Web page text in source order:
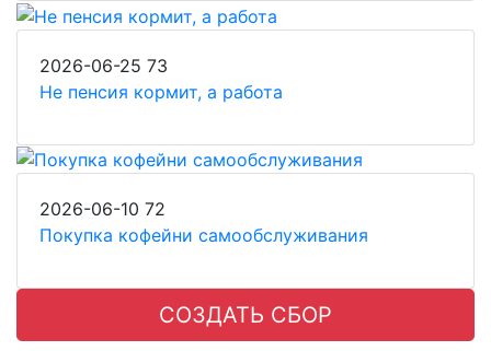
2026-06-25 73
Не пенсия кормит, а работа
2026-06-10 72
Покупка кофейни самообслуживания
СОЗДАТЬ СБОР